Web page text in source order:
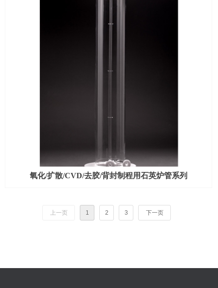
氧化/扩散/CVD/去胶/背封制程用石英炉管系列
上一页 1 2 3 下一页